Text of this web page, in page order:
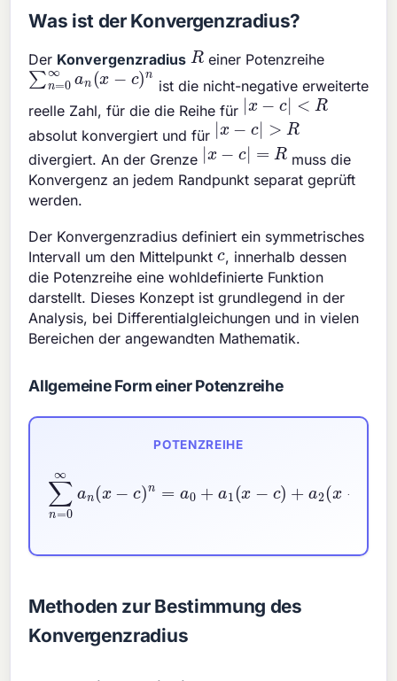
Was ist der Konvergenzradius?
Der Konvergenzradius R einer Potenzreihe
∑n=0∞an(x−c)n
ist die nicht-negative erweiterte
reelle Zahl, für die die Reihe für
|x−c|< R
absolut konvergiert und für
|x− c |>R
divergiert. An der Grenze
|x |= R
muss die
Konvergenz an jedem Randpunkt separat geprüft
werden.
Der Konvergenzradius definiert ein symmetrisches
Intervall um den Mittelpunktc, innerhalb dessen
die Potenzreihe eine wohldefinierte Funktion
darstellt. Dieses Konzept ist grundlegend in der
Analysis, bei Differentialgleichungen und in vielen
Bereichen der angewandten Mathematik.
Allgemeine Form einer Potenzreihe
POTENZREIHE
∑n
Methoden zur Bestimmung des
Konvergenzradius